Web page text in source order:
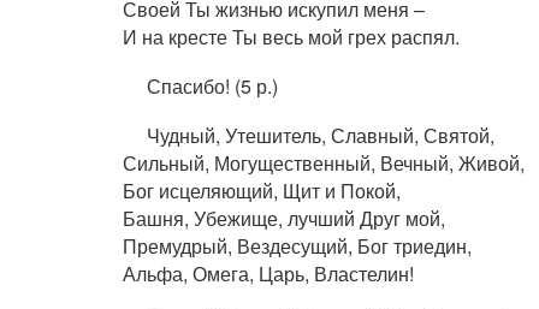
Своей Ты жизнью искупил меня –
И на кресте Ты весь мой грех распял.
Спасибо! (5 р.)
Чудный, Утешитель, Славный, Святой,
Сильный, Могущественный, Вечный, Живой,
Бог исцеляющий, Щит и Покой,
Башня, Убежище, лучший Друг мой,
Премудрый, Вездесущий, Бог триедин,
Альфа, Омега, Царь, Властелин!